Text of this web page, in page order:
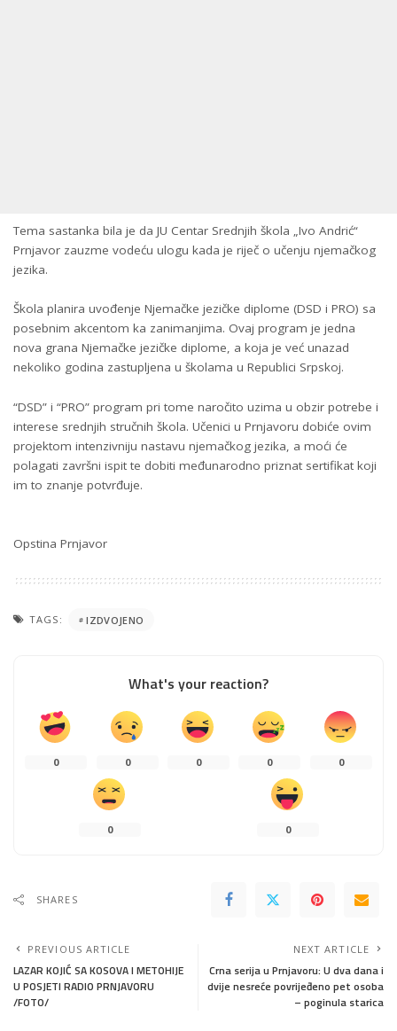
Tema sastanka bila je da JU Centar Srednjih škola „Ivo Andrić“
Prnjavor zauzme vodeću ulogu kada je riječ o učenju njemačkog
jezika.
Škola planira uvođenje Njemačke jezičke diplome (DSD i PRO) sa
posebnim akcentom ka zanimanjima. Ovaj program je jedna
nova grana Njemačke jezičke diplome, a koja je već unazad
nekoliko godina zastupljena u školama u Republici Srpskoj.
“DSD” i “PRO” program pri tome naročito uzima u obzir potrebe i
interese srednjih stručnih škola. Učenici u Prnjavoru dobiće ovim
projektom intenzivniju nastavu njemačkog jezika, a moći će
polagati završni ispit te dobiti međunarodno priznat sertifikat koji
im to znanje potvrđuje.
Opstina Prnjavor
TAGS: IZDVOJENO
What's your reaction?
0 0 0 0 0
0 0
SHARES
PREVIOUS ARTICLE
LAZAR KOJIĆ SA KOSOVA I METOHIJE
U POSJETI RADIO PRNJAVORU
/FOTO/
NEXT ARTICLE
Crna serija u Prnjavoru: U dva dana i
dvije nesreće povrijeđeno pet osoba
– poginula starica